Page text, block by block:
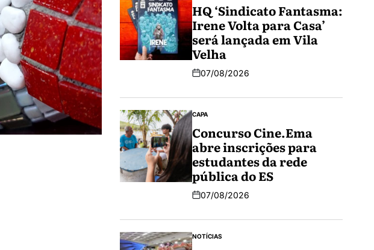
HQ ‘Sindicato Fantasma:
Irene Volta para Casa’
será lançada em Vila
Velha
07/08/2026
CAPA
Concurso Cine.Ema
abre inscrições para
estudantes da rede
pública do ES
07/08/2026
NOTÍCIAS